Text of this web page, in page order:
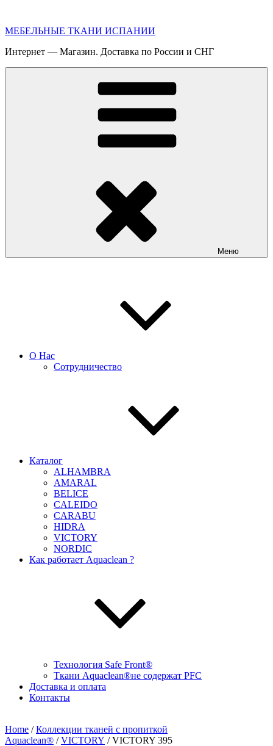
содержимому
МЕБЕЛЬНЫЕ ТКАНИ ИСПАНИИ
Интернет — Магазин. Доставка по России и СНГ
Меню
О Нас
Сотрудничество
Каталог
ALHAMBRA
AMARAL
BELICE
CALEIDO
CARABU
HIDRA
VICTORY
NORDIC
Как работает Aquaclean ?
Технология Safe Front®
Ткани Aquaclean®не содержат PFC
Доставка и оплата
Контакты
Home /Коллекции тканей с пропиткой
Aquaclean® /VICTORY / VICTORY 395